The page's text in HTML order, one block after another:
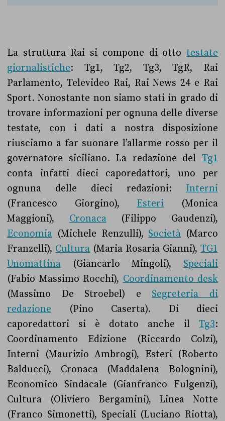
La struttura Rai si compone di otto testate
giornalistiche: Tg1, Tg2, Tg3, TgR, Rai
Parlamento, Televideo Rai, Rai News 24 e Rai
Sport. Nonostante non siamo stati in grado di
trovare informazioni per ognuna delle diverse
testate, con i dati a nostra disposizione
riusciamo a far suonare l’allarme rosso per il
governatore siciliano. La redazione del Tg1
conta infatti dieci caporedattori, uno per
ognuna delle dieci redazioni: Interni
(Francesco Giorgino), Esteri (Monica
Maggioni), Cronaca(Filippo Gaudenzi),
Economia (Michele Renzulli), Società (Marco
Franzelli), Cultura (Maria Rosaria Gianni), TG1
Unomattina (Giancarlo Mingoli), Speciali
(Fabio Massimo Rocchi), Coordinamento desk
(Massimo De Stroebel) e Segreteria di
redazione (Pino Caserta). Di dieci
caporedattori si è dotato anche il Tg3:
Coordinamento Edizione (Riccardo Colzi),
Interni (Maurizio Ambrogi), Esteri (Roberto
Balducci), Cronaca (Maddalena Bolognini),
Economico Sindacale (Gianfranco Fulgenzi),
Cultura (Oliviero Bergamini), Linea Notte
(Franco Simonetti), Speciali (Luciano Riotta),